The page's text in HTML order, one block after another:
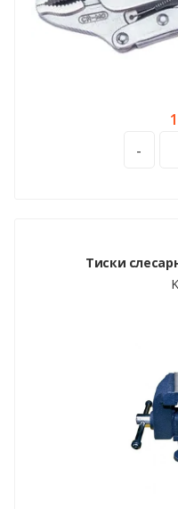
-
Тиски